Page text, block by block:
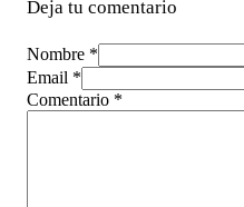
Deja tu comentario
Nombre *
Email *
Comentario *